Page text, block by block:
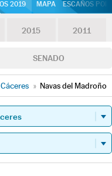
2019 MAPA ESCAÑOS
2015 2011
SENADO
Cáceres » Navas del Madroño